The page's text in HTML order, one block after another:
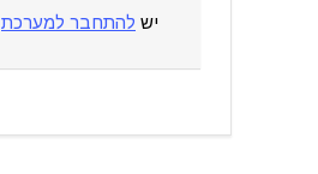
יש להתחבר למערכת